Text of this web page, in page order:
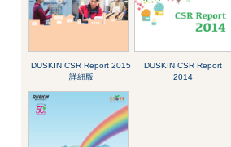
DUSKIN CSR Report 2015
詳細版
DUSKIN CSR Report
2014